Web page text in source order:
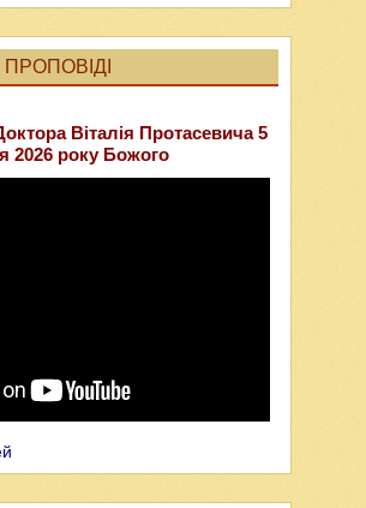
ПРОПОВІДІ
Віталія Протасевича 5
2026 року Божого